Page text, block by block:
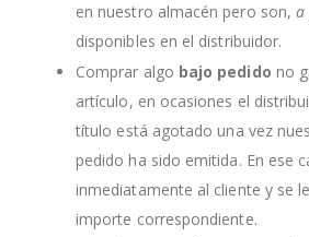
en nuestro almacén pero son,a
disponibles en el distribuidor.
Comprar algo bajo pedido no
artículo, en ocasiones el
título está agotado una vez
pedido ha sido emitida. En ese
inmediatamente al cliente y se
importe correspondiente.